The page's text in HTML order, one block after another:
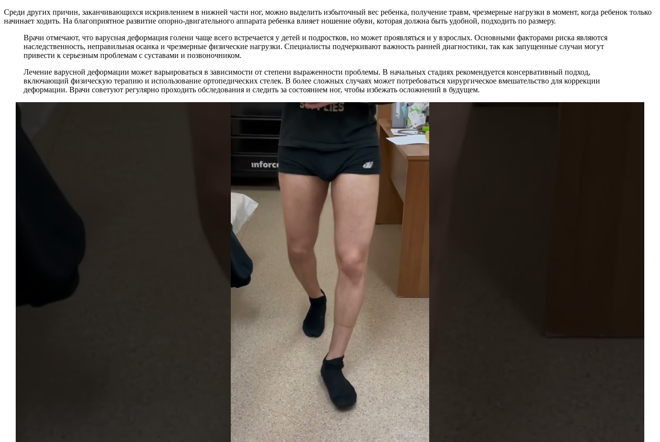
Среди других причин, заканчивающихся искривлением в нижней части ног, можно выделить избыточный вес ребенка, получение травм, чрезмерные нагрузки в момент, когда ребенок только
начинает ходить. На благоприятное развитие опорно-двигательного аппарата ребенка влияет ношение обуви, которая должна быть удобной, подходить по размеру.
Врачи отмечают, что варусная деформация голени чаще всего встречается у детей и подростков, но может проявляться и у взрослых. Основными факторами риска являются
наследственность, неправильная осанка и чрезмерные физические нагрузки. Специалисты подчеркивают важность ранней диагностики, так как запущенные случаи могут
привести к серьезным проблемам с суставами и позвоночником.
Лечение варусной деформации может варьироваться в зависимости от степени выраженности проблемы. В начальных стадиях рекомендуется консервативный подход,
включающий физическую терапию и использование ортопедических стелек. В более сложных случаях может потребоваться хирургическое вмешательство для коррекции
деформации. Врачи советуют регулярно проходить обследования и следить за состоянием ног, чтобы избежать осложнений в будущем.